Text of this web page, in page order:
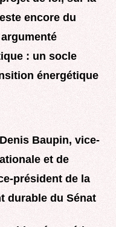
encore du
: un socle
énergétique
Baupin, vice-
et de
président de la
durable du Sénat